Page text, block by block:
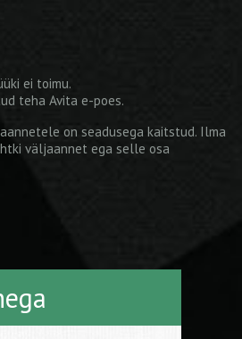
ei toimu.
teha Avita e-poes.
on seadusega kaitstud. Ilma
väljaannet ega selle osa